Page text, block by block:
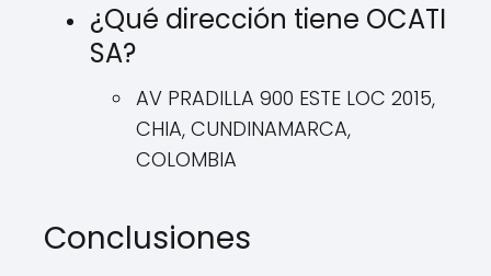
¿Qué dirección tiene OCATI
SA?
AV PRADILLA 900 ESTE LOC 2015,
CHIA, CUNDINAMARCA,
COLOMBIA
Conclusiones